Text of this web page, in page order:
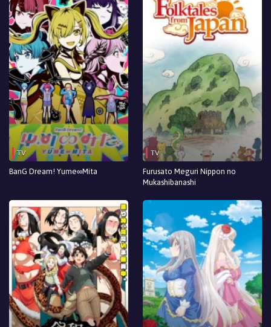
Episodio 24
Episodio 23
Episodio 22
Episodio 21
Episodio 20
Episodio 19
Episodio 18
Episodio 16
Episodio 15
Episodio 14
Episodio 13
Episodio 12
TV
BanG Dream! Yume∞Mita
TV
Furusato Meguri Nippon no
Mukashibanashi